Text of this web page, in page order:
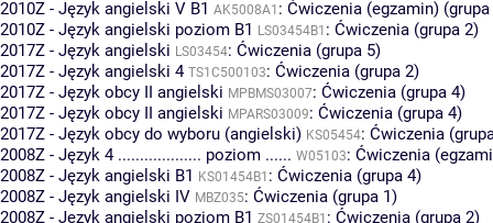
2010Z - Język angielski V B1 AK5008A1 : Ćwiczenia (egzamin) (grupa
2010Z - Język angielski poziom B1 LS03454B1 : Ćwiczenia (grupa 2)
2017Z - Język angielski LS03454: Ćwiczenia (grupa 5)
2017Z - Język angielski 4 TS1C500103: Ćwiczenia (grupa 2)
2017Z - Język obcy II angielski MPBMS03007: Ćwiczenia (grupa 4)
2017Z - Język obcy II angielski MPARS03009: Ćwiczenia (grupa 4)
2017Z - Język obcy do wyboru (angielski) KS05454: Ćwiczenia
2008Z - Język 4 ................... poziom ...... W05103: Ćwiczenia
2008Z - Język angielski B1 KS01454B1 : Ćwiczenia (grupa 4)
2008Z - Język angielski IV MBZ035: Ćwiczenia (grupa 1)
2008Z - Język angielski poziom B1 ZS01454B1 : Ćwiczenia (grupa 2)